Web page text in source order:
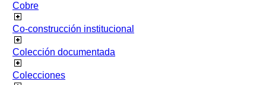
Cobre
Co-construcción institucional
Colección documentada
Colecciones